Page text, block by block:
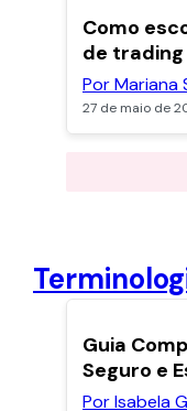
Como
de trading
Por Mariana
27 de maio de
Guia
Seguro e
Por Isabela